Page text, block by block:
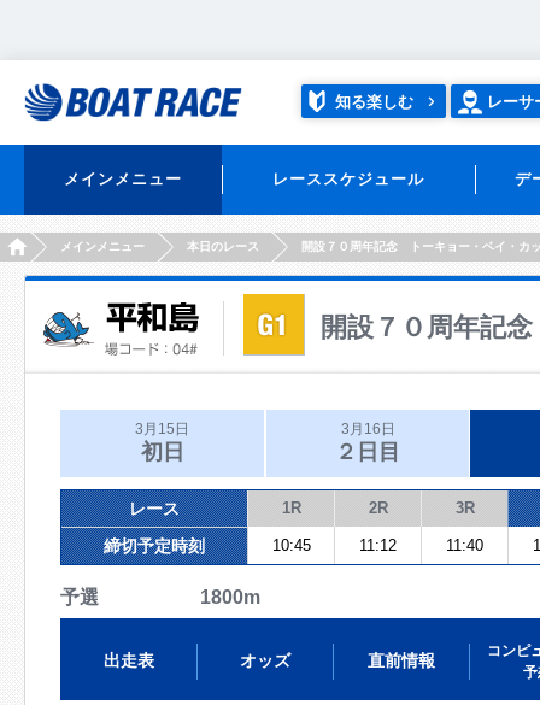
知る楽しむ レーサ
メインメニュー レーススケジュール デ
HOMEメインメニュー 本日のレース 開設７０周年記念 トーキョー・ベイ・カ
開設７０周年記
3月15日
初日
3月16日
２日目
レース 1R 2R 3R
締切予定時刻 10:45 11:12 11:40
予選 1800m
出走表 オッズ 直前情報
コンピ
予